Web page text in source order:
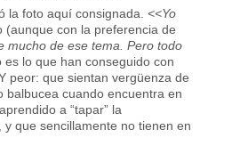
la foto aquí consignada. <<Yo
(aunque con la preferencia de
mucho de ese tema. Pero todo
es lo que han conseguido con
peor: que sientan vergüenza de
balbucea cuando encuentra en
a “tapar” la
que sencillamente no tienen en